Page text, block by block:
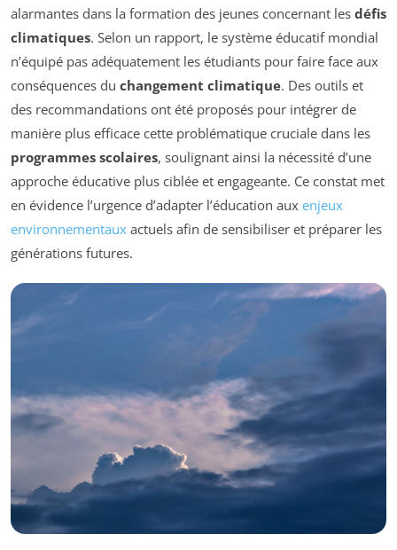
alarmantes dans la formation des jeunes concernant les défis
climatiques. Selon un rapport, le système éducatif mondial
n’équipé pas adéquatement les étudiants pour faire face aux
conséquences du changement climatique. Des outils et
des recommandations ont été proposés pour intégrer de
manière plus efficace cette problématique cruciale dans les
programmes scolaires, soulignant ainsi la nécessité d’une
approche éducative plus ciblée et engageante. Ce constat met
en évidence l’urgence d’adapter l’éducation aux enjeux
environnementaux actuels afin de sensibiliser et préparer les
générations futures.